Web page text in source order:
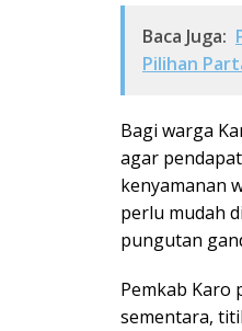
Baca Juga:
Pilihan
Bagi warga
agar
kenyamanan
perlu mudah
pungutan
Pemkab Karo
sementara,